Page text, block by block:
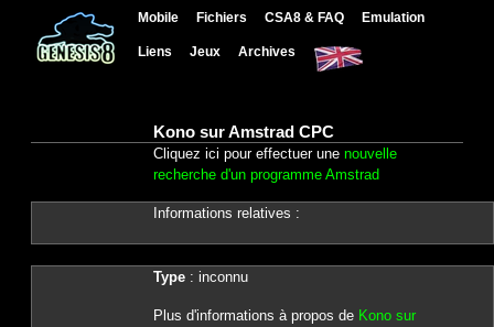
Mobile Fichiers CSA8 & FAQ Emulation
Liens Jeux Archives
Kono sur Amstrad CPC
Cliquez ici pour effectuer une nouvelle
recherche d'un programme Amstrad
Informations relatives :
Type: inconnu
Plus d'informations à propos de Kono sur